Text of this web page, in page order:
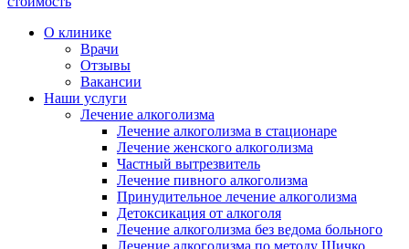
О клинике
Врачи
Отзывы
Вакансии
Наши услуги
Лечение алкоголизма
Лечение алкоголизма в стационаре
Лечение женского алкоголизма
Частный вытрезвитель
Лечение пивного алкоголизма
Принудительное лечение алкоголизма
Детоксикация от алкоголя
Лечение алкоголизма без ведома больного